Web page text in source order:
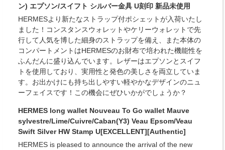
ン) エプソン/スイフト シルバー金具 U刻印 新品未使用
HERMESより新たなストラップ付ポシェットが入荷いたし
ました！コンスタンスウォレットやケリーウォレットで先
行して人気を博した細身のストラップを備え、また本体の
コンパートメントはHERMESのお財布で培われた機能性を
ふんだんに盛り込んでいます。レザーはエプソンとスイフ
トを使用しており、実用性と発色の美しさを両立していま
す。お出かけにも持ち出しやすい軽やかなデザインのニュ
ーフェイスです！この機会にぜひいかがでしょうか？
HERMES long wallet Nouveau To Go wallet Mauve
sylvestre/Lime/Cuivre/Caban(Y3) Veau Epsom/Veau
Swift Silver HW Stamp U[EXCELLENT][Authentic]
HERMES is pleased to announce the arrival of the new